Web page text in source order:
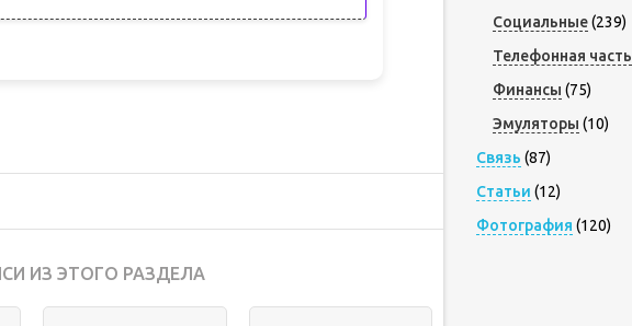
ИЗ ЭТОГО РАЗДЕЛА
Социальные(239)
Телефонная часть
Финансы (75)
Эмуляторы (10)
Связь (87)
Статьи (12)
Фотография (120)